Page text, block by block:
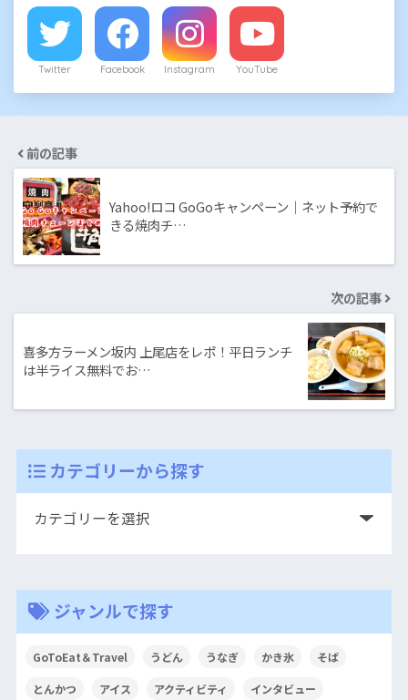
Twitter Facebook Instagram YouTube
前の記事
Yahoo!ロコ GoGoキャンペーン｜ネット予約で
きる焼肉チ…
次の記事
喜多方ラーメン坂内 上尾店をレポ！平日ランチ
は半ライス無料でお…
カテゴリーから探す
ジャンルで探す
GoToEat＆Travel うどん うなぎ かき氷 そば
とんかつ アイス アクティビティ インタビュー